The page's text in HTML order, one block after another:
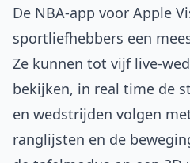
De NBA-app voor Apple
sportliefhebbers een
Ze kunnen tot vijf live-
bekijken, in real time de
en wedstrijden volgen
ranglijsten en de